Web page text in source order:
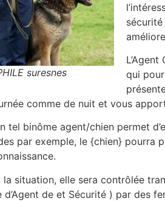
suresnes
qui
comme de nuit et vous
tel binôme agent/chien permet
par exemple, le {chien} pourra
la situation, elle sera contrôlée
d’Agent de et Sécurité ) par des